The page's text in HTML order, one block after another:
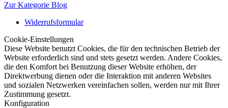
Zur Kategorie Blog
Widerrufsformular
Cookie-Einstellungen
Diese Website benutzt Cookies, die für den technischen Betrieb der
Website erforderlich sind und stets gesetzt werden. Andere Cookies,
die den Komfort bei Benutzung dieser Website erhöhen, der
Direktwerbung dienen oder die Interaktion mit anderen Websites
und sozialen Netzwerken vereinfachen sollen, werden nur mit Ihrer
Zustimmung gesetzt.
Konfiguration